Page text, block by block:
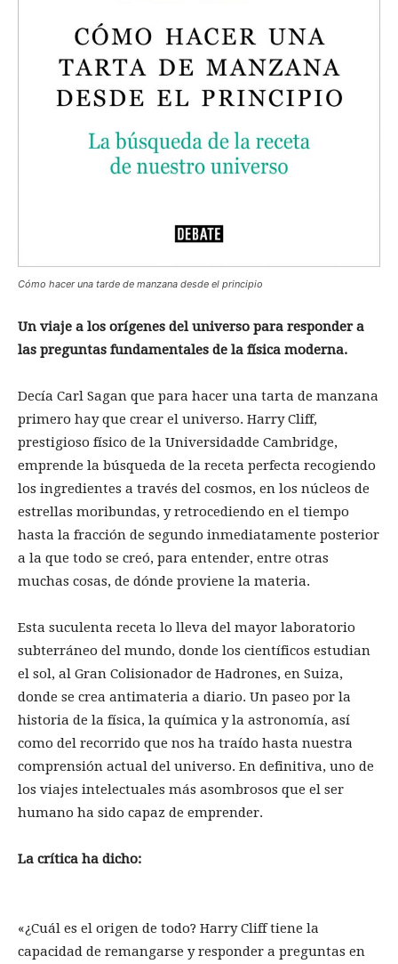
Cómo hacer una tarde de manzana desde el principio
Un viaje a los orígenes del universo para responder a
las preguntas fundamentales de la física moderna.
Decía Carl Sagan que para hacer una tarta de manzana
primero hay que crear el universo. Harry Cliff,
prestigioso físico de la Universidadde Cambridge,
emprende la búsqueda de la receta perfecta recogiendo
los ingredientes a través del cosmos, en los núcleos de
estrellas moribundas, y retrocediendo en el tiempo
hasta la fracción de segundo inmediatamente posterior
a la que todo se creó, para entender, entre otras
muchas cosas, de dónde proviene la materia.
Esta suculenta receta lo lleva del mayor laboratorio
subterráneo del mundo, donde los científicos estudian
el sol, al Gran Colisionador de Hadrones, en Suiza,
donde se crea antimateria a diario. Un paseo por la
historia de la física, la química y la astronomía, así
como del recorrido que nos ha traído hasta nuestra
comprensión actual del universo. En definitiva, uno de
los viajes intelectuales más asombrosos que el ser
humano ha sido capaz de emprender.
La crítica ha dicho:
«¿Cuál es el origen de todo? Harry Cliff tiene la
capacidad de remangarse y responder a preguntas en